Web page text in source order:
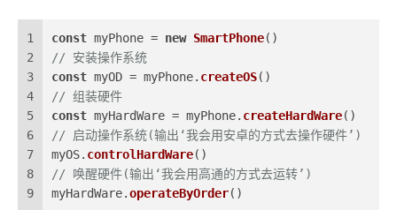
1
2
3
4
5
6
7
8
9
const myPhone = new SmartPhone()
// 安装操作系统
const myOD = myPhone. createOS()
// 组装硬件
const myHardWare = myPhone. createHardWare()
// 启动操作系统(输出‘我会用安卓的方式去操作硬件’)
myOS. controlHardWare()
// 唤醒硬件(输出‘我会用高通的方式去运转’)
myHardWare.operateByOrder()